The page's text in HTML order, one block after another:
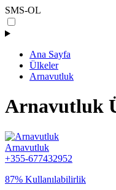
SMS-OL
Ana Sayfa
Ülkeler
Arnavutluk
Arnavutluk
Arnavutluk
+355-677432952
87% Kullanılabilirlik